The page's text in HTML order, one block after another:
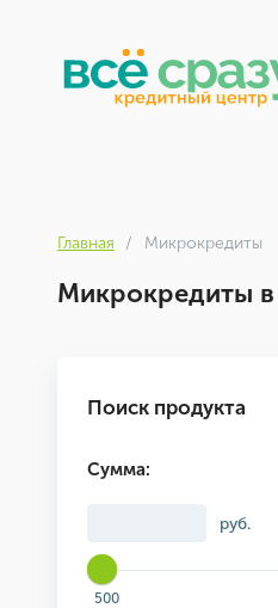
Главная Микрокредиты
Микрокредиты
Поиск продукта
Сумма:
руб.
500